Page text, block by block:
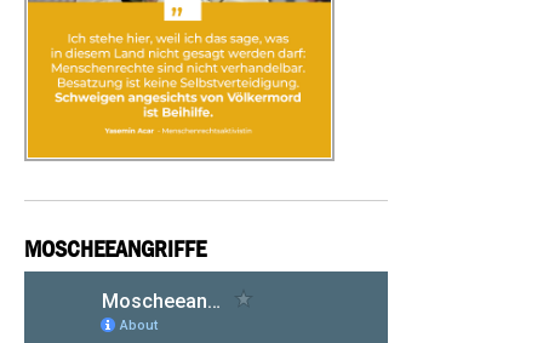
MOSCHEEANGRIFFE